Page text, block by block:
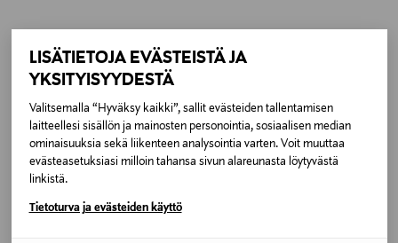
LISÄTIETOJA EVÄSTEISTÄ JA
YKSITYISYYDESTÄ
Valitsemalla “Hyväksy kaikki”, sallit evästeiden tallentamisen
laitteellesi sisällön ja mainosten personointia, sosiaalisen median
ominaisuuksia sekä liikenteen analysointia varten. Voit muuttaa
evästeasetuksiasi milloin tahansa sivun alareunasta löytyvästä
linkistä.
Tietoturva ja evästeiden käyttö
VP0017003294
Artek Oy
Valmistajan osoite
Mannerheimintie 12 B, 00100, Helsinki, Finland
LISÄÄ KIINNOSTAVIA
TUOTTEITA